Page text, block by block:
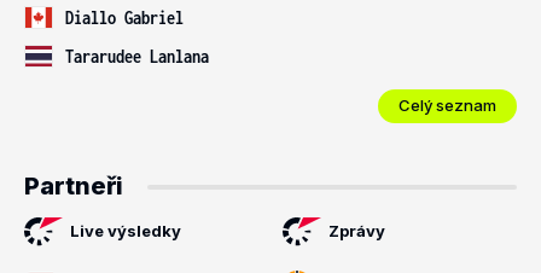
Diallo Gabriel
Tararudee Lanlana
Celý seznam
Partneři
Live výsledky Zprávy